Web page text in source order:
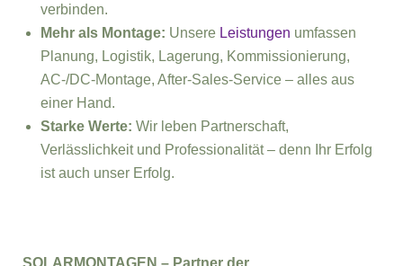
verbinden.
Mehr als Montage: Unsere Leistungen umfassen
Planung, Logistik, Lagerung, Kommissionierung,
AC-/DC-Montage, After-Sales-Service – alles aus
einer Hand.
Starke Werte: Wir leben Partnerschaft,
Verlässlichkeit und Professionalität – denn Ihr Erfolg
ist auch unser Erfolg.
SOLARMONTAGEN – Partner der